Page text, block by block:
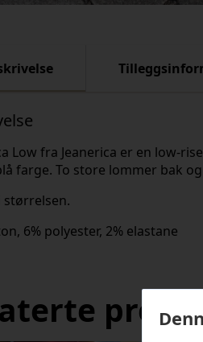
Low fra Jeanerica er en low-
farge. To store lommer bak
størrelsen.
6% polyester, 2% elastane